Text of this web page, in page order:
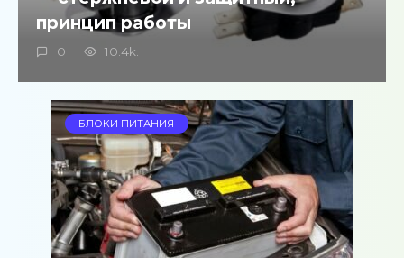
принцип работы
0 10.4k.
БЛОКИ ПИТАНИЯ